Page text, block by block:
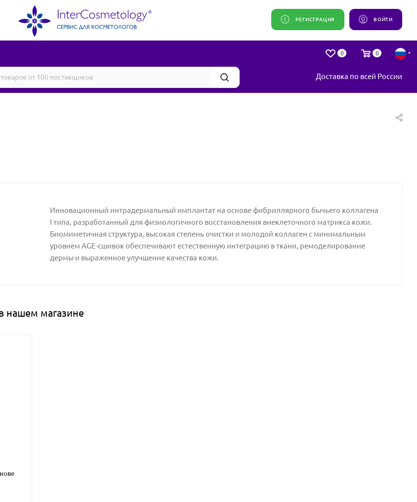
ВОЙТИ
РЕГИСТРАЦИЯ
0 0
Доставка по всей России
Инновационный интрадермальный имплантат на основе фибриллярного бычьего коллагена
I типа, разработанный для физиологичного восстановления внеклеточного матрикса кожи.
Биомиметичная структура, высокая степень очистки и молодой коллаген с минимальным
уровнем AGE-сшивок обеспечивают естественную интеграцию в ткани, ремоделирование
дермы и выраженное улучшение качества кожи.
нашем магазине